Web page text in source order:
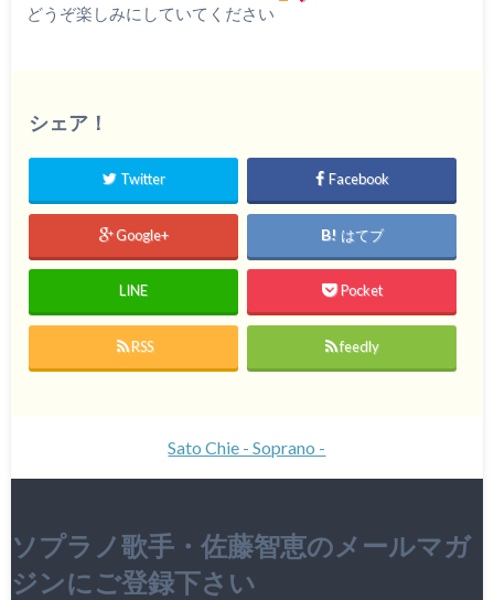
どうぞ楽しみにしていてください
シェア！
Twitter Facebook
Google+ はてブ
LINE Pocket
RSS feedly
Sato Chie - Soprano -
ソプラノ歌手・佐藤智恵のメールマガ
ジンにご登録下さい